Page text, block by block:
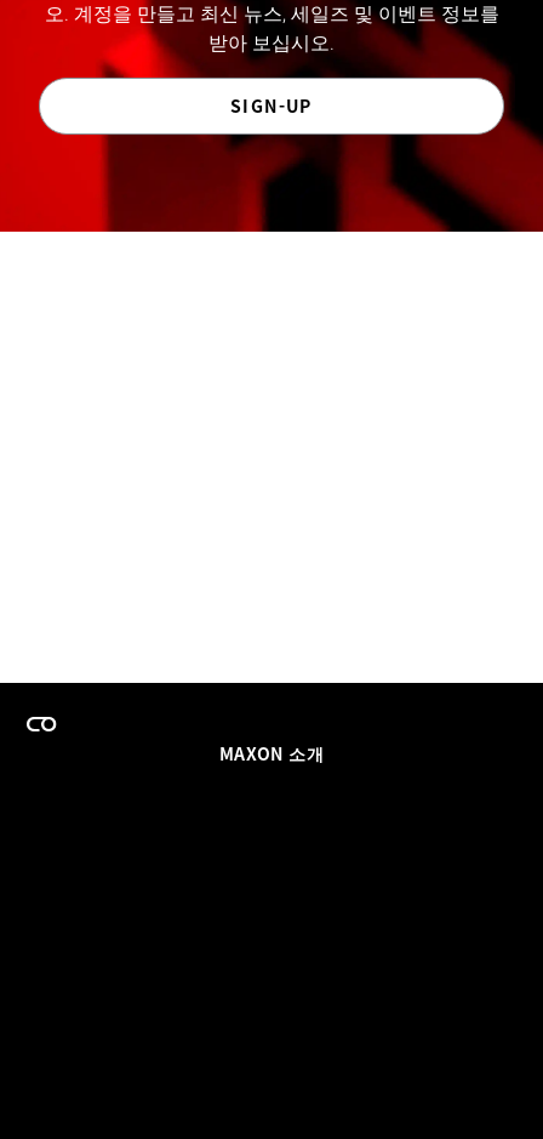
오. 계정을 만들고 최신 뉴스, 세일즈 및 이벤트 정보를
받아 보십시오.
SIGN-UP
MAXON 소개